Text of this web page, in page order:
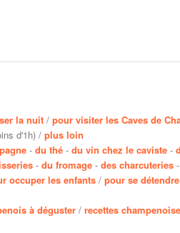
la nuit / pour visiter les Caves de
d'1h) / plus loin
- du thé - du vin chez le caviste -
- du fromage - des charcuteries -
occuper les enfants / pour se détendre
à déguster / recettes